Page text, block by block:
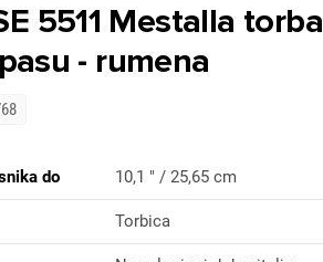
5511 Mestalla torba
- rumena
do 10,1 " / 25,65 cm
Torbica